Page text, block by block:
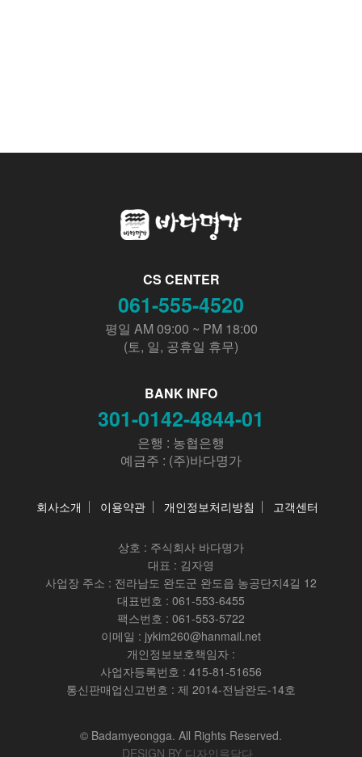
CS CENTER
061-555-4520
평일 AM 09:00 ~ PM 18:00
(토, 일, 공휴일 휴무)
BANK INFO
301-0142-4844-01
은행 : 농협은행
예금주 : (주)바다명가
회사소개 이용약관 개인정보처리방침 고객센터
상호 : 주식회사 바다명가
대표 : 김자영
사업장 주소 : 전라남도 완도군 완도읍 농공단지4길 12
대표번호 : 061-553-6455
팩스번호 : 061-553-5722
이메일 : jykim260@hanmail.net
개인정보보호책임자 :
사업자등록번호 : 415-81-51656
통신판매업신고번호 : 제 2014-전남완도-14호
© Badamyeongga. All Rights Reserved.
DESIGN BY 디자인을담다